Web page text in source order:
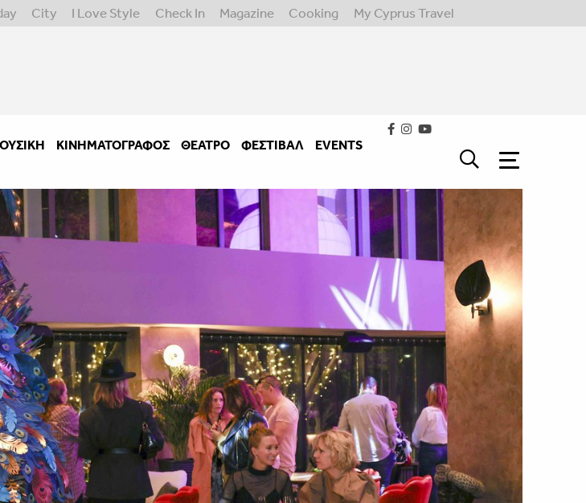
City I Love Style Check In Magazine Cooking My Cyprus Travel
ΚΙΝΗΜΑΤΟΓΡΆΦΟΣ ΘΈΑΤΡΟ ΦΕΣΤΙΒΑΛ
EVENTS